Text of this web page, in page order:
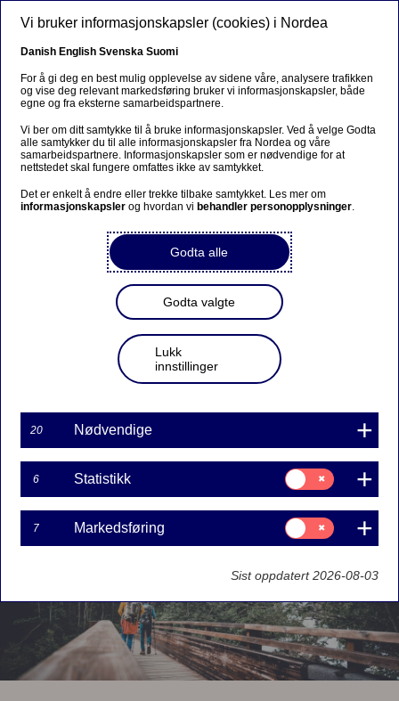
NO
Bærekraftig finansiering
Finansierte utslipp: En
avgjørende faktor i
omstillingen til netto null
05-04-2024
Finansierte utslipp er utslippene som genereres
av selskapene Nordea investerer i og låner ut
penger til. Som finansinstitusjon kommer vår
største klimautfordring og -påvirkning fra disse
indirekte utslippene, som i 2023 utgjorde 99,9 %
av det totale rapporterte klimagassavtrykket vårt.
finansierte utslipp i utlånsporteføljen vår.
Vi bruker informasjonskapsler (cookies) i Nordea
Danish English Svenska Suomi
For å gi deg en best mulig opplevelse av sidene våre, analysere trafikken
og vise deg relevant markedsføring bruker vi informasjonskapsler, både
egne og fra eksterne samarbeidspartnere.
Vi ber om ditt samtykke til å bruke informasjonskapsler. Ved å velge Godta
alle samtykker du til alle informasjonskapsler fra Nordea og våre
samarbeidspartnere. Informasjonskapsler som er nødvendige for at
nettstedet skal fungere omfattes ikke av samtykket.
Det er enkelt å endre eller trekke tilbake samtykket. Les mer om
informasjonskapsler og hvordan vi behandler personopplysninger.
Godta alle
Godta valgte
Lukk
innstillinger
20 Nødvendige
6 Statistikk
Samtykke
til:
Statistikk
7 Markedsføring
Samtykke
til:
Markedsføring
Sist oppdatert 2026-08-03